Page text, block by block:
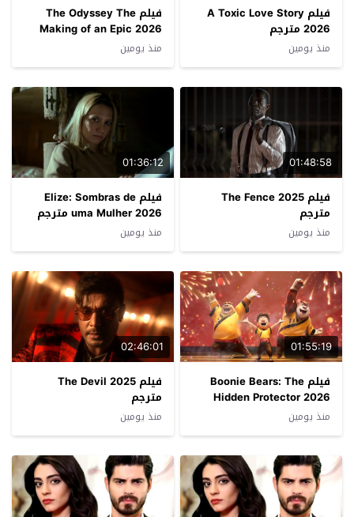
فيلم A Toxic Love Story
2026 مترجم
منذ يومين
فيلم The Odyssey The
Making of an Epic 2026
مترجم
منذ يومين
01:48:58
فيلم The Fence 2025
مترجم
منذ يومين
01:36:12
فيلم Elize: Sombras de
uma Mulher 2026 مترجم
منذ يومين
01:55:19
فيلم Boonie Bears: The
Hidden Protector 2026
مترجم
منذ يومين
02:46:01
فيلم The Devil 2025
مترجم
منذ يومين